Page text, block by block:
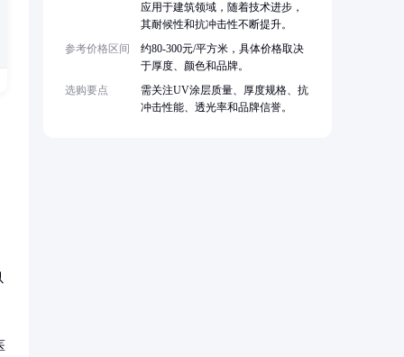
应用于建筑领域，随着技术进步，
其耐候性和抗冲击性不断提升。
参考价格区间
约80-300元/平方米，具体价格取决
于厚度、颜色和品牌。
选购要点
需关注UV涂层质量、厚度规格、抗
冲击性能、透光率和品牌信誉。